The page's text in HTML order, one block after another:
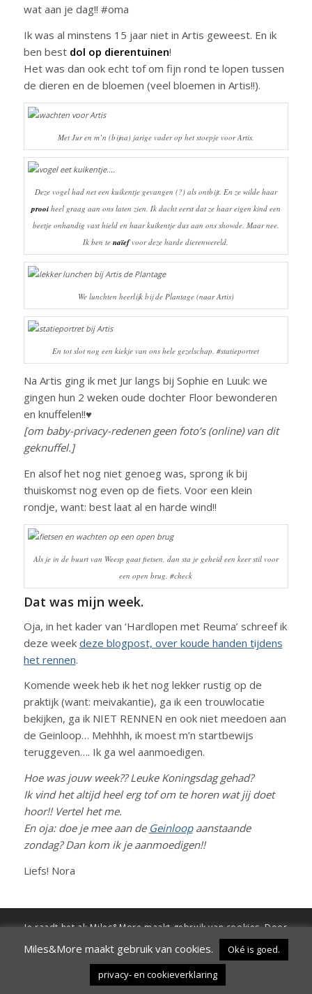
wat aan je dag!! #oma
Ik was al minstens 15 jaar niet in Artis geweest. En ik
ben best dol op dierentuinen!
Het was dan ook echt tof om fijn rond te lopen tussen
de dieren en de bloemen (veel bloemen in Artis!!).
Met Jur en m’n (bijna) jarige vader op het stoepje voor Artis.
Deze vogel had net een kuikentje gevangen (?) als ontbijt. En ze wilde haar
prooiheel graag aan ons laten zien. Ik dacht eerst dat ze haar eigen kind een
beetje onhandig vast hield en haar kuikentje dus aan ons showde. Maar nee.
Ik ben tenaïefvoor deze harde dierenwereld.
We lunchten heerlijk bij de Plantage (naar Artis)
En tot slot nog een kiekje van ons hele gezelschap. #statieportret
Na Artis ging ik met Jur langs bij Sophie en Luuk: we
gingen hun 2 weken oude dochter Floor bewonderen
en knuffelen!!♥
[om baby-privacy-redenen geen foto’s (online) van dit
geknuffel.]
En alsof het nog niet genoeg was, sprong ik bij
thuiskomst nog even op de fiets. Voor een klein
rondje, want: best laat al en harde wind!!
Als je in de buurt van Weesp gaat fietsen, dan sta je geheid een keer stil voor
een open brug.#check
Dat was mijn week.
Oja, in het kader van ‘Hardlopen met Reuma’ schreef ik
deze week deze blogpost, over koude handen tijdens
het rennen.
Komende week heb ik het nog lekker rustig op de
praktijk (want: meivakantie), ga ik een trouwlocatie
bekijken, ga ik NIET RENNEN en ook niet meedoen aan
de Geinloop… Mehhhh, ik moest m’n startbewijs
teruggeven…. Ik ga wel aanmoedigen.
Hoe was jouw week?? Leuke Koningsdag gehad?
Ik vind het altijd heel erg tof om te horen wat jij doet
hoor!! Vertel het me.
En oja: doe je mee aan de Geinloopaanstaande
zondag? Dan kom ik je aanmoedigen!!
Liefs! Nora
1 MEI 2017
/ 2 REACTIES
/ DOORNORA
Je raadt het al: Miles&More maakt gebruik van cookies. Door
verder te surfen op de site ga je hiermee akkoord
Oké is goed.
Wil ik niet. Instellingen
Miles&More maakt gebruik van cookies.
Oké is goed.
privacy- en cookieverklaring